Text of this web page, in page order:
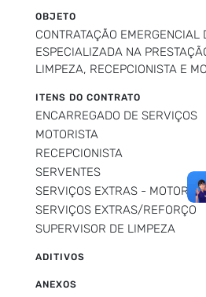
OBJETO
CONTRATAÇÃO EMERGENCIAL
ESPECIALIZADA NA
LIMPEZA, RECEPCIONISTA E
ITENS DO CONTRATO
ENCARREGADO DE SERVIÇOS
MOTORISTA
RECEPCIONISTA
SERVENTES
SERVIÇOS EXTRAS -
SERVIÇOS EXTRAS/REFORÇO
SUPERVISOR DE LIMPEZA
ADITIVOS
ANEXOS